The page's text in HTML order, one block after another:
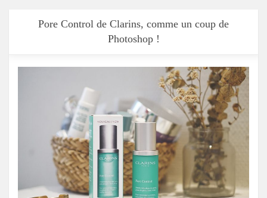
Pore Control de Clarins, comme un coup de
Photoshop !